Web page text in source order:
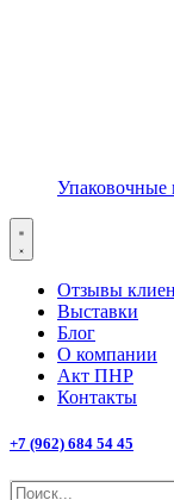
Упаковочные
Отзывы
Выставки
Блог
О компании
Акт ПНР
Контакты
+7 (962) 684 54 45